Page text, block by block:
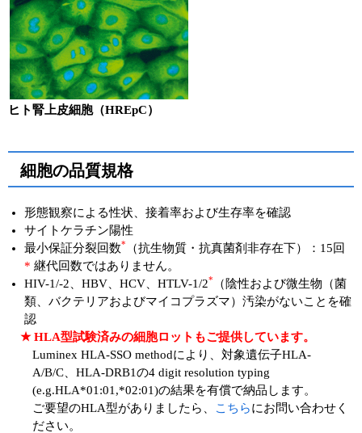
ヒト腎上皮細胞（HREpC）
細胞の品質規格
形態観察による性状、接着率および生存率を確認
サイトケラチン陽性
最小保証分裂回数*
（抗生物質・抗真菌剤非存在下）：15回
* 継代回数ではありません。
HIV-1/-2、HBV、HCV、HTLV-1/2*
（陰性および微生物（菌
類、バクテリアおよびマイコプラズマ）汚染がないことを確
認
★ HLA型試験済みの細胞ロットもご提供しています。
Luminex HLA-SSO methodにより、対象遺伝子HLA-
A/B/C、HLA-DRB1の4 digit resolution typing
(e.g.HLA*01:01,*02:01)の結果を有償で納品します。
ご要望のHLA型がありましたら、
こちらにお問い合わせく
ださい。